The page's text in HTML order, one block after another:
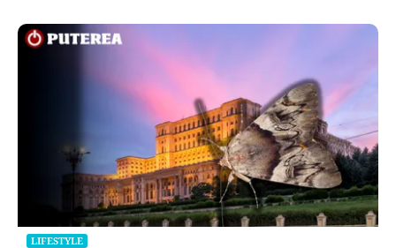
LIFESTYLE